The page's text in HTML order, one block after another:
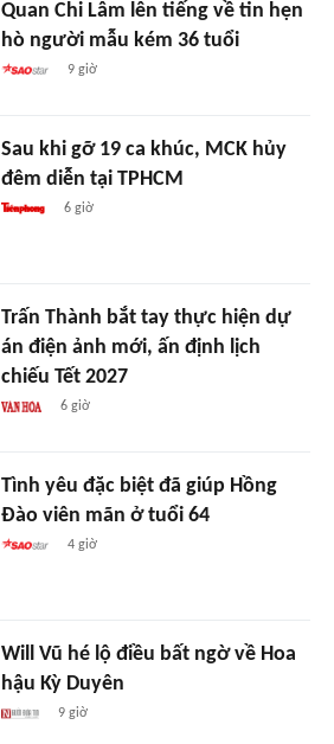
Quan Chi Lâm lên tiếng về tin hẹn
hò người mẫu kém 36 tuổi
9 giờ
Sau khi gỡ 19 ca khúc, MCK hủy
đêm diễn tại TPHCM
6 giờ
Trấn Thành bắt tay thực hiện dự
án điện ảnh mới, ấn định lịch
chiếu Tết 2027
6 giờ
Tình yêu đặc biệt đã giúp Hồng
Đào viên mãn ở tuổi 64
4 giờ
Will Vũ hé lộ điều bất ngờ về Hoa
hậu Kỳ Duyên
9 giờ